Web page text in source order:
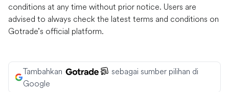
conditions at any time without prior notice. Users are
advised to always check the latest terms and conditions on
Gotrade’s official platform.
Tambahkan
sebagai sumber pilihan di
Google